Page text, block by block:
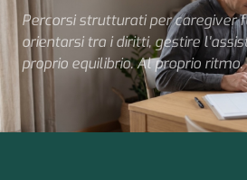
Percorsi strutturati per caregiver
orientarsi tra i diritti, gestire
proprio equilibrio. Al proprio ritmo.